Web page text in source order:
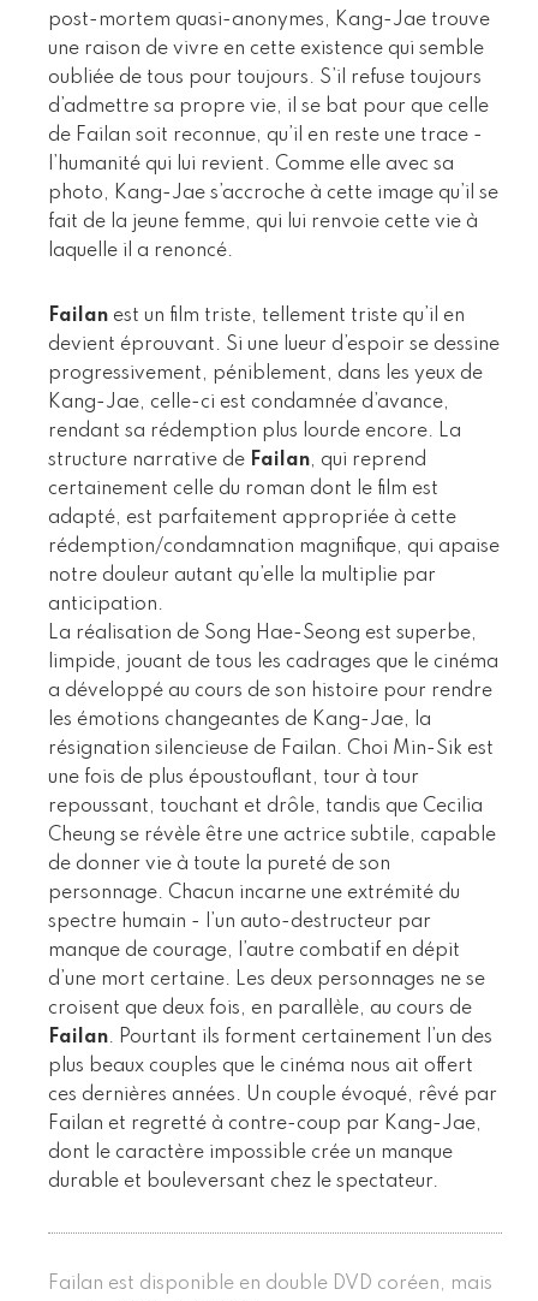
post-mortem quasi-anonymes, Kang-Jae trouve
une raison de vivre en cette existence qui semble
oubliée de tous pour toujours. S’il refuse toujours
d’admettre sa propre vie, il se bat pour que celle
de Failan soit reconnue, qu’il en reste une trace -
l’humanité qui lui revient. Comme elle avec sa
photo, Kang-Jae s’accroche à cette image qu’il se
fait de la jeune femme, qui lui renvoie cette vie à
laquelle il a renoncé.
Failan est un film triste, tellement triste qu’il en
devient éprouvant. Si une lueur d’espoir se dessine
progressivement, péniblement, dans les yeux de
Kang-Jae, celle-ci est condamnée d’avance,
rendant sa rédemption plus lourde encore. La
structure narrative de Failan, qui reprend
certainement celle du roman dont le film est
adapté, est parfaitement appropriée à cette
rédemption/condamnation magnifique, qui apaise
notre douleur autant qu’elle la multiplie par
anticipation.
La réalisation de Song Hae-Seong est superbe,
limpide, jouant de tous les cadrages que le cinéma
a développé au cours de son histoire pour rendre
les émotions changeantes de Kang-Jae, la
résignation silencieuse de Failan. Choi Min-Sik est
une fois de plus époustouflant, tour à tour
repoussant, touchant et drôle, tandis que Cecilia
Cheung se révèle être une actrice subtile, capable
de donner vie à toute la pureté de son
personnage. Chacun incarne une extrémité du
spectre humain - l’un auto-destructeur par
manque de courage, l’autre combatif en dépit
d’une mort certaine. Les deux personnages ne se
croisent que deux fois, en parallèle, au cours de
Failan. Pourtant ils forment certainement l’un des
plus beaux couples que le cinéma nous ait offert
ces dernières années. Un couple évoqué, rêvé par
Failan et regretté à contre-coup par Kang-Jae,
dont le caractère impossible crée un manque
durable et bouleversant chez le spectateur.
Failan est disponible en double DVD coréen, mais